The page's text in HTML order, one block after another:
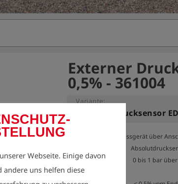
Webseite. Einige davon
andere uns helfen diese
Externer
0,5% - 361004
Variante:
einsetzbar am Messgerät über
Sensortyp:
Messbereich:             0 bis 1 bar
Druck